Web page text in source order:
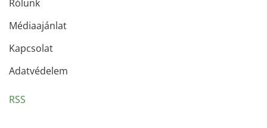
Rólunk
Médiaajánlat
Kapcsolat
Adatvédelem
RSS